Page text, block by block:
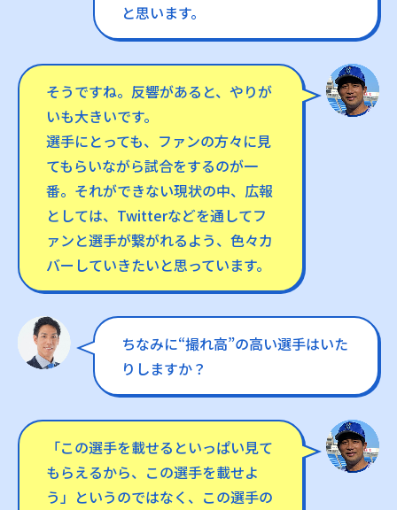
と思います。
そうですね。反響があると、やりが
いも大きいです。
選手にとっても、ファンの方々に見
てもらいながら試合をするのが一
番。それができない現状の中、広報
としては、Twitterなどを通してフ
ァンと選手が繋がれるよう、色々カ
バーしていきたいと思っています。
ちなみに“撮れ高”の高い選手はいた
りしますか？
「この選手を載せるといっぱい見て
もらえるから、この選手を載せよ
う」というのではなく、この選手の